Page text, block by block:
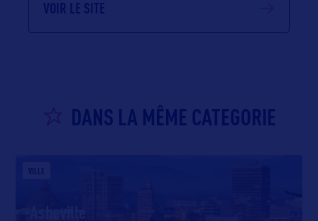
VOIR LE SITE
DANS LA MÊME CATEGORIE
VILLE